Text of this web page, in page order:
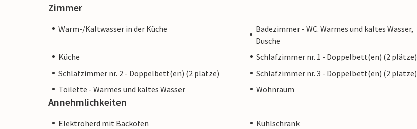
Zimmer
Warm-/Kaltwasser in der Küche
Badezimmer - WC. Warmes und kaltes Wasser,
Dusche
Küche
Schlafzimmer nr. 1 - Doppelbett(en) (2 plätze)
Schlafzimmer nr. 2 - Doppelbett(en) (2 plätze)
Schlafzimmer nr. 3 - Doppelbett(en) (2 plätze)
Toilette - Warmes und kaltes Wasser
Wohnraum
Annehmlichkeiten
Elektroherd mit Backofen
Kühlschrank